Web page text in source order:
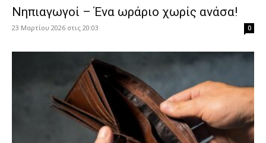
Νηπιαγωγοί – Ένα ωράριο χωρίς ανάσα!
23 Μαρτίου 2026 στις 20:03 0